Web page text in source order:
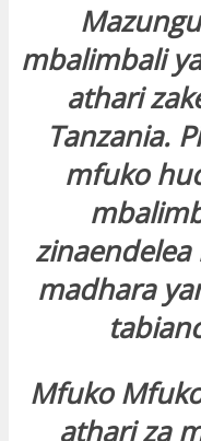
mbalimbali
athari
Tanzania.
mfuko
madhara
Mfuko
athari za